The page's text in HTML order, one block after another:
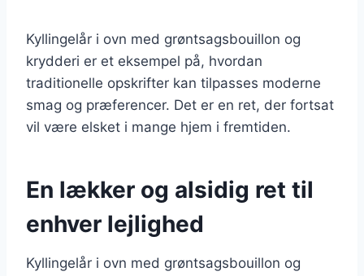
Kyllingelår i ovn med grøntsagsbouillon og
krydderi er et eksempel på, hvordan
traditionelle opskrifter kan tilpasses moderne
smag og præferencer. Det er en ret, der fortsat
vil være elsket i mange hjem i fremtiden.
En lækker og alsidig ret til
enhver lejlighed
Kyllingelår i ovn med grøntsagsbouillon og